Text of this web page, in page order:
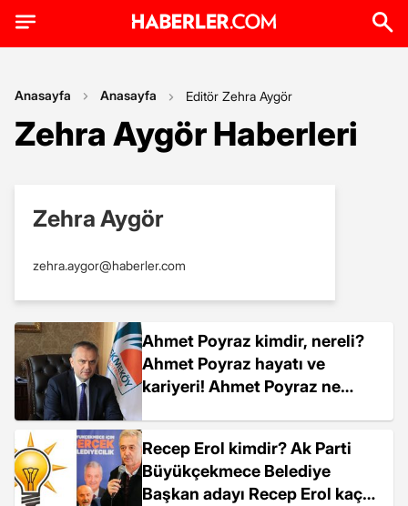
Anasayfa Anasayfa Editör Zehra Aygör
Zehra Aygör Haberleri
Zehra Aygör
zehra.aygor@haberler.com
Ahmet Poyraz kimdir, nereli?
Ahmet Poyraz hayatı ve
kariyeri! Ahmet Poyraz ne
Recep Erol kimdir? Ak Parti
Büyükçekmece Belediye
Başkan adayı Recep Erol kaç